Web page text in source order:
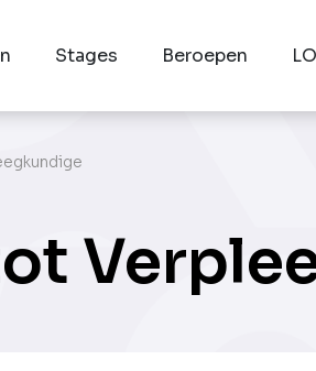
Stages Beroepen